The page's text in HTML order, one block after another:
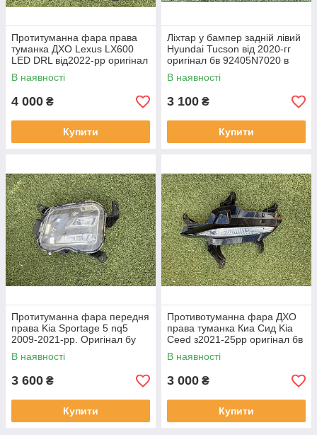
Протитуманна фара права
туманка ДХО Lexus LX600
LED DRL від2022-рр оригінал
бв відсутнє одно кріплення
В наявності
4 000 ₴
Купити
Ліхтар у бампер задній лівий
Hyundai Tucson від 2020-гг
оригінал бв 92405N7020 в
нормальному стані
В наявності
3 100 ₴
Купити
Протитуманна фара передня
права Kia Sportage 5 nq5
2009-2021-рр. Оригінал бу
92202R2000 проклеєна
тріщина скла в непомітному
місці
В наявності
3 600 ₴
Купити
Противотуманна фара ДХО
права туманка Киа Сид Kia
Ceed з2021-25рр оригінал бв
92207J7500 ціла
В наявності
3 000 ₴
Купити